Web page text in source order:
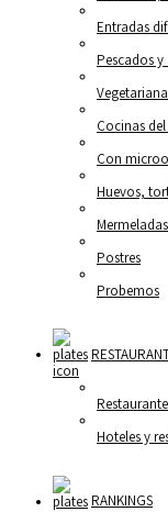
Entradas
Pescados
Cocinas
Con
Huevos,
Postres
Probemos
Hoteles y
RANKINGS